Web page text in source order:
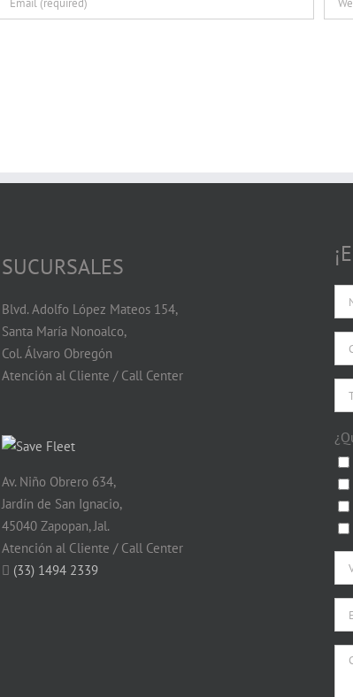
SUCURSALES
Blvd. Adolfo López Mateos 154,
Santa María Nonoalco,
Col. Álvaro Obregón
Atención al Cliente / Call Center
Av. Niño Obrero 634,
Jardín de San Ignacio,
45040 Zapopan, Jal.
Atención al Cliente / Call Center
(33) 1494 2339